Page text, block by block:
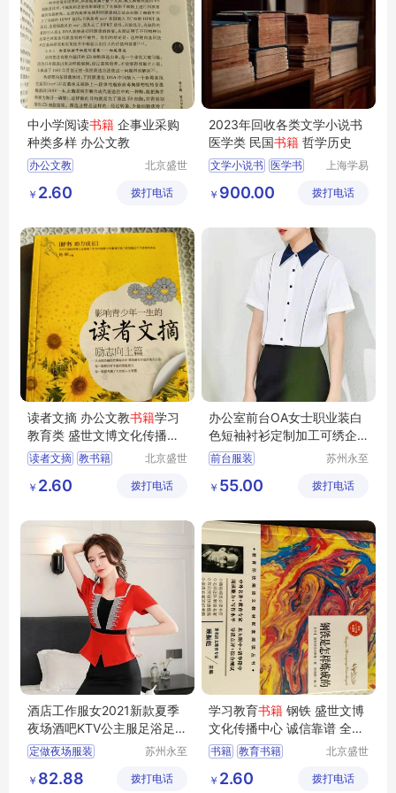
中小学阅读书籍 企事业采购
种类多样 办公文教
办公文教
北京盛世
传播中心
￥ 2.60 拨打电话
2023年回收各类文学小说书
医学类 民国书籍 哲学历史
文学小说书 医学书
历史书籍
上海学易
限公司
￥ 900.00 拨打电话
读者文摘 办公文教书籍学习
教育类 盛世文博文化传播中
心
读者文摘 教书籍
北京盛世
传播中心
￥ 2.60 拨打电话
办公室前台OA女士职业装白
色短袖衬衫定制加工可绣企
业标志
前台服装
女士白衬衫
银行前台服装
苏州永至
限公司
￥ 55.00 拨打电话
酒店工作服女2021新款夏季
夜场酒吧KTV公主服足浴足疗
技师服套装
定做夜场服装
KTV服装 小姐服装
苏州永至
限公司
￥ 82.88 拨打电话
学习教育书籍 钢铁 盛世文博
文化传播中心 诚信靠谱 全国
可售
书籍 教育书籍
北京盛世
传播中心
￥ 2.60 拨打电话